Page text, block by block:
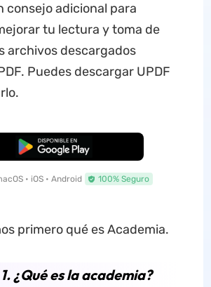
consejo adicional para
tu lectura y toma de
archivos descargados
Puedes descargar UPDF
Descarga Gratuita
• iOS • Android 100% Seguro
primero qué es Academia.
¿Qué es la academia?